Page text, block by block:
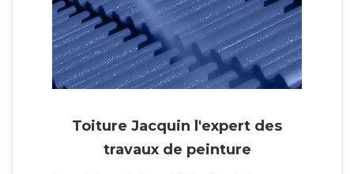
Toiture Jacquin l'expert des
travaux de peinture